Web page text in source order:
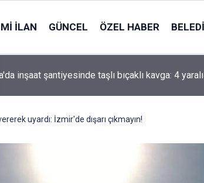
İLAN GÜNCEL ÖZEL HABER
kararı aldık
uyardı: İzmir'de dışarı çıkmayın!